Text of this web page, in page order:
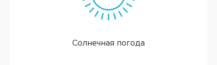
Солнечная погода